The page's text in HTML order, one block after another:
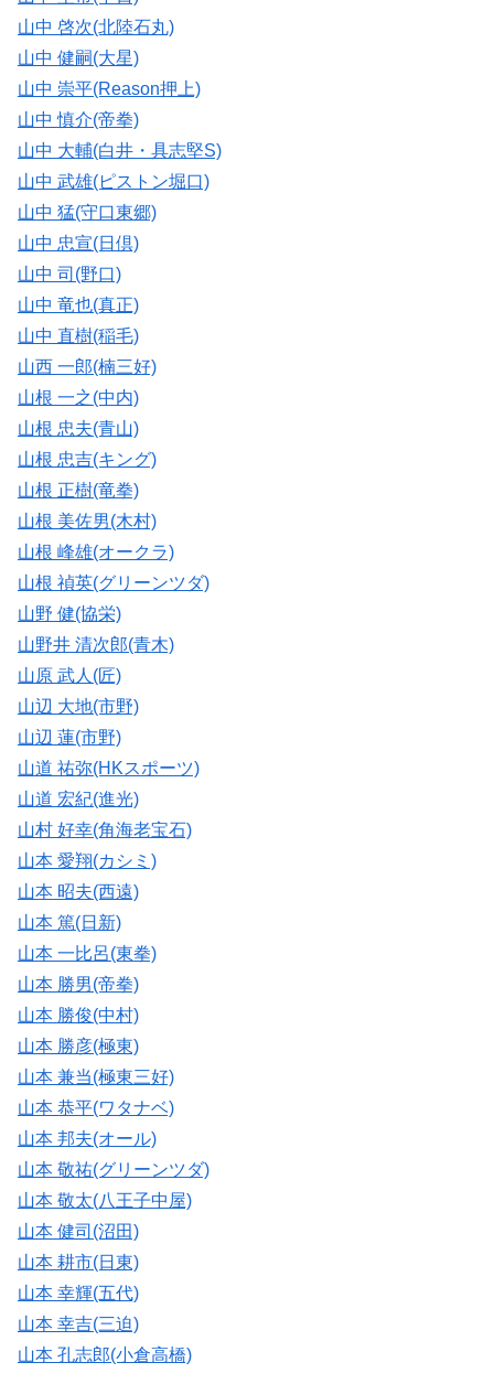
山中 啓次(北陸石丸)
山中 健嗣(大星)
山中 崇平(Reason押上)
山中 慎介(帝拳)
山中 大輔(白井・具志堅S)
山中 武雄(ピストン堀口)
山中 猛(守口東郷)
山中 忠宣(日倶)
山中 司(野口)
山中 竜也(真正)
山中 直樹(稲毛)
山西 一郎(楠三好)
山根 一之(中内)
山根 忠夫(青山)
山根 忠吉(キング)
山根 正樹(竜拳)
山根 美佐男(木村)
山根 峰雄(オークラ)
山根 禎英(グリーンツダ)
山野 健(協栄)
山野井 清次郎(青木)
山原 武人(匠)
山辺 大地(市野)
山辺 蓮(市野)
山道 祐弥(HKスポーツ)
山道 宏紀(進光)
山村 好幸(角海老宝石)
山本 愛翔(カシミ)
山本 昭夫(西遠)
山本 篤(日新)
山本 一比呂(東拳)
山本 勝男(帝拳)
山本 勝俊(中村)
山本 勝彦(極東)
山本 兼当(極東三好)
山本 恭平(ワタナベ)
山本 邦夫(オール)
山本 敬祐(グリーンツダ)
山本 敬太(八王子中屋)
山本 健司(沼田)
山本 耕市(日東)
山本 幸輝(五代)
山本 幸吉(三迫)
山本 孔志郎(小倉高橋)